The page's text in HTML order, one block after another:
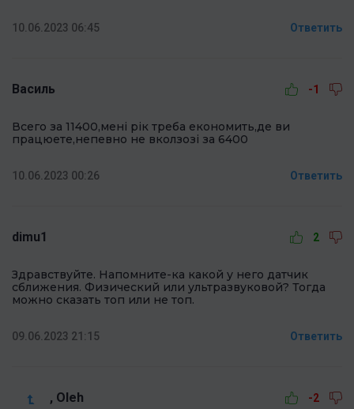
10.06.2023 06:45 Ответить
Василь -1
Всего за 11400,мені рік треба економить,де ви
працюете,непевно не вколзозі за 6400
10.06.2023 00:26 Ответить
dimu1 2
Здравствуйте. Напомните-ка какой у него датчик
сближения. Физический или ультразвуковой? Тогда
можно сказать топ или не топ.
09.06.2023 21:15 Ответить
, Oleh -2